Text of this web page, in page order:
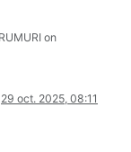
on
29 oct. 2025, 08:11